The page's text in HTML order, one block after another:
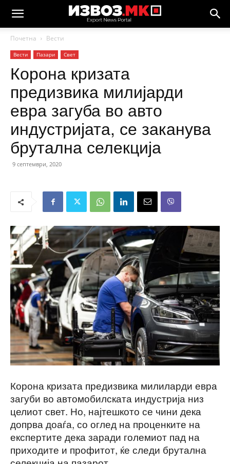
Почетна Вести
Вести Пазари Свет
Корона кризата
предизвика милијарди
евра загуба во авто
индустријата, се заканува
брутална селекција
9 септември, 2020
Корона кризата предизвика милиларди евра
загуби во автомобилската индустрија низ
целиот свет. Но, најтешкото се чини дека
допрва доаѓа, со оглед на проценките на
експертите дека заради големиот пад на
приходите и профитот, ќе следи брутална